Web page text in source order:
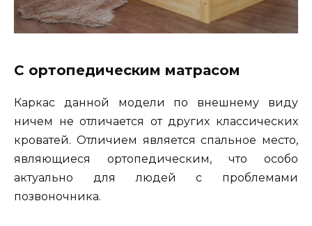
С ортопедическим матрасом
Каркас данной модели по внешнему виду
ничем не отличается от других классических
кроватей. Отличием является спальное место,
являющиеся ортопедическим, что особо
актуально для людей с проблемами
позвоночника.